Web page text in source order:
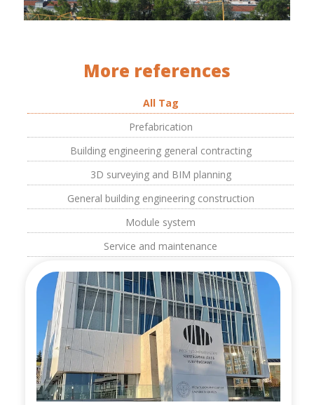
More references
All Tag
Prefabrication
Building engineering general contracting
3D surveying and BIM planning
General building engineering construction
Module system
Service and maintenance